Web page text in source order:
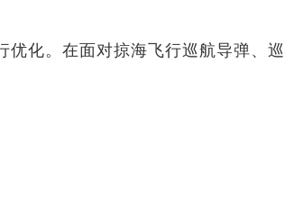
化。在面对掠海飞行巡航导弹、巡